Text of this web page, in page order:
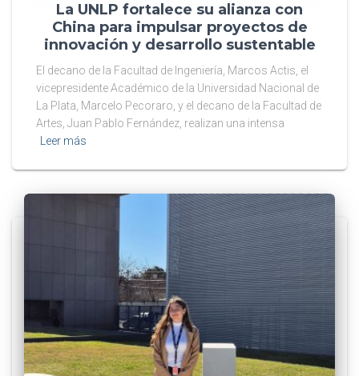
La UNLP fortalece su alianza con
China para impulsar proyectos de
innovación y desarrollo sustentable
El decano de la Facultad de Ingeniería, Marcos Actis, el
vicepresidente Académico de la Universidad Nacional de
La Plata, Marcelo Pecoraro, y el decano de la Facultad de
Artes, Juan Pablo Fernández, realizan una intensa
Leer más